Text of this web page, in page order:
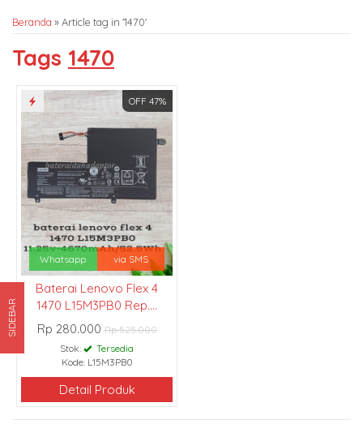
Beranda »Article tag in '1470'
Tags 1470
OFF 47%
Whatsapp via SMS
Baterai Lenovo Flex 4
1470 L15M3PB0 Rep....
Rp 280.000Rp 525.000
Stok:
Tersedia
Kode: L15M3PB0
Detail Produk
SIDEBAR